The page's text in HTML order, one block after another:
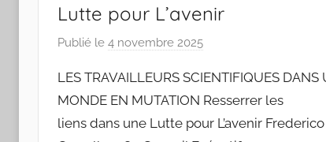
Lutte pour L’avenir
Publié le 4 novembre 2025
r
J
o
LES TRAVAILLEURS SCIENTIFIQUES DANS
MONDE EN MUTATION Resserrer les
liens dans une Lutte pour L’avenir Frederico